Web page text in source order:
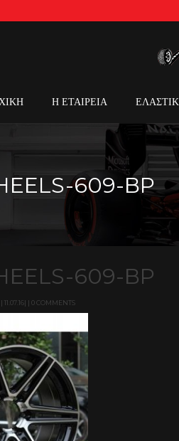
Η ΕΤΑΙΡΕΙΑ
609-BP
609-BP
| 0 COMMENTS